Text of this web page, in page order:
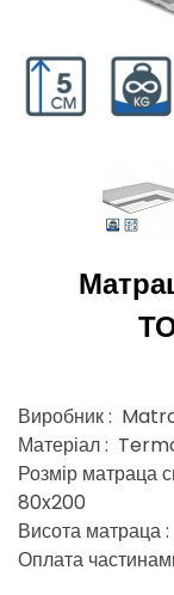
Виробник :
Матеріал :
Розмір матраца
80x200
Висота матраца
Оплата